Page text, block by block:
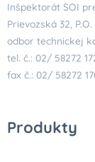
Inšpektorát SOI
Prievozská 32,
odbor technickej
tel. č.: 02/ 58272
fax č.: 02/ 58272
Produkty